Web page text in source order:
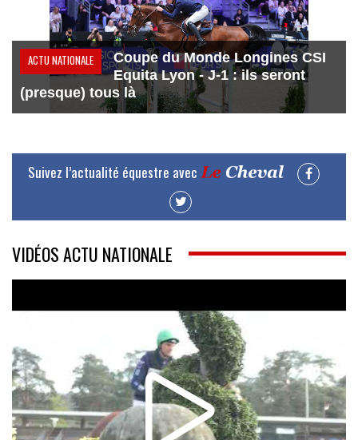
ACTU NATIONALE
Coupe du Monde Longines CSI
Equita Lyon - J-1 : ils seront
(presque) tous là
Suivez l’actualité équestre avec
VIDÉOS ACTU NATIONALE